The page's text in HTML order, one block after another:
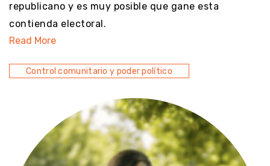
republicano y es muy posible que gane esta
contienda electoral.
Read More
Control comunitario y poder político